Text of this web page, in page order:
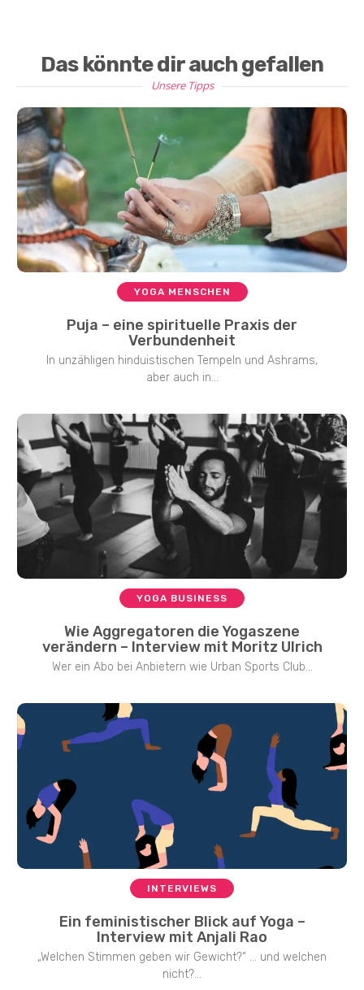
Das könnte dir auch gefallen
Unsere Tipps
YOGA MENSCHEN
Puja – eine spirituelle Praxis der
Verbundenheit
In unzähligen hinduistischen Tempeln und Ashrams,
aber auch in...
YOGA BUSINESS
Wie Aggregatoren die Yogaszene
verändern – Interview mit Moritz Ulrich
Wer ein Abo bei Anbietern wie Urban Sports Club...
INTERVIEWS
Ein feministischer Blick auf Yoga –
Interview mit Anjali Rao
„Welchen Stimmen geben wir Gewicht?“ … und welchen
nicht?...